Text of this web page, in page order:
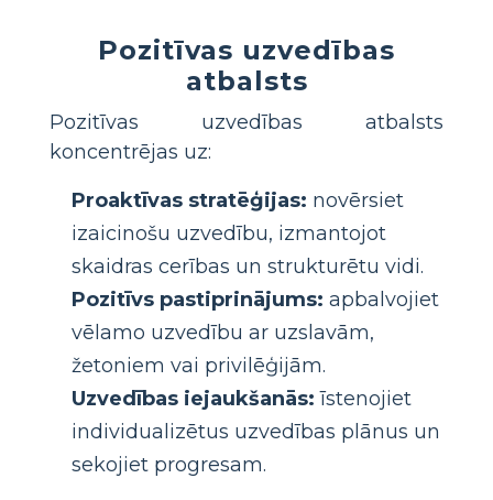
Pozitīvas uzvedības
atbalsts
Pozitīvas uzvedības atbalsts
koncentrējas uz:
Proaktīvas stratēģijas: novērsiet
izaicinošu uzvedību, izmantojot
skaidras cerības un strukturētu vidi.
Pozitīvs pastiprinājums: apbalvojiet
vēlamo uzvedību ar uzslavām,
žetoniem vai privilēģijām.
Uzvedības iejaukšanās: īstenojiet
individualizētus uzvedības plānus un
sekojiet progresam.